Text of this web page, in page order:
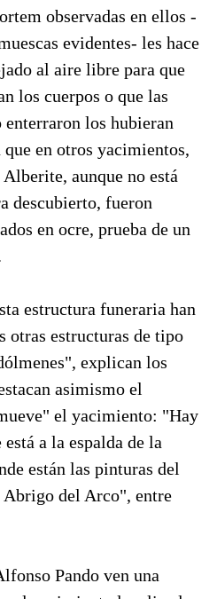
observadas en ellos -
evidentes- les hace
al aire libre para que
los cuerpos o que las
enterraron los hubieran
en otros yacimientos,
aunque no está
descubierto, fueron
en ocre, prueba de un
estructura funeraria han
otras estructuras de tipo
explican los
asimismo el
el yacimiento: "Hay
a la espalda de la
están las pinturas del
del Arco", entre
Pando ven una